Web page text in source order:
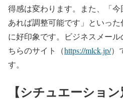
得感は変わります。また、「
あれば調整可能です」といっ
に好印象です。ビジネスメー
ちらのサイト（https://mlck.jp/）
す。
【シチュエーショ